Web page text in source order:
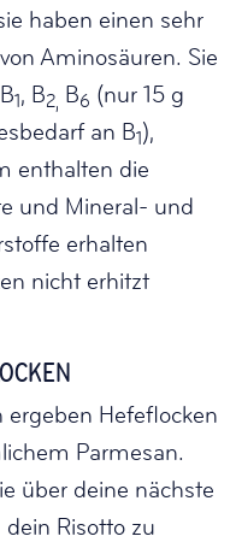
haben einen sehr
Aminosäuren. Sie
1, B2, B6 (nur 15 g
an B1),
enthalten die
und Mineral- und
erhalten
nicht erhitzt
Hefeflocken
Parmesan.
über deine nächste
Risotto zu